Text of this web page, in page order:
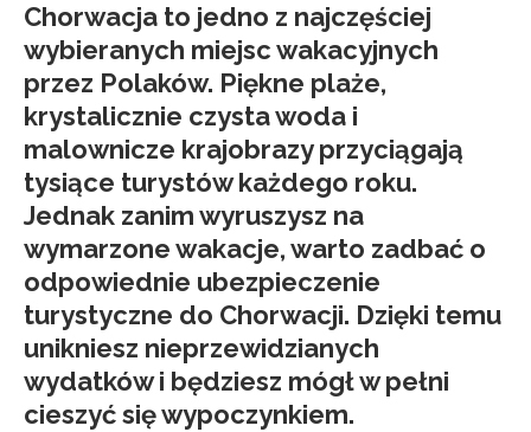
Chorwacja to jedno z najczęściej
wybieranych miejsc wakacyjnych
przez Polaków. Piękne plaże,
krystalicznie czysta woda i
malownicze krajobrazy przyciągają
tysiące turystów każdego roku.
Jednak zanim wyruszysz na
wymarzone wakacje, warto zadbać o
odpowiednie ubezpieczenie
turystyczne do Chorwacji. Dzięki temu
unikniesz nieprzewidzianych
wydatków i będziesz mógł w pełni
cieszyć się wypoczynkiem.